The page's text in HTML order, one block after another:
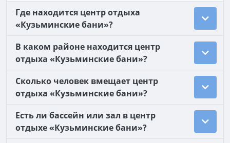
Где находится центр отдыха
«Кузьминские бани»?
В каком районе находится центр
отдыха «Кузьминские бани»?
Сколько человек вмещает центр
отдыха «Кузьминские бани»?
Есть ли бассейн или зал в центр
отдыхе «Кузьминские бани»?